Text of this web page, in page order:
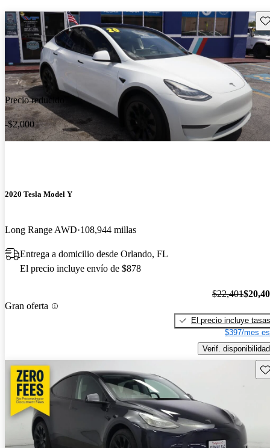
Precio reducido
-$2,000
2020 Tesla Model Y
Long Range AWD 108,944 millas
Entrega a domicilio desde Orlando, FL
El precio incluye envío de $878
Gran oferta
$22,401
El precio incluye tasas
$397/mes
Verif. disponibilidad